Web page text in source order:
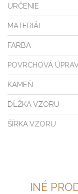
URČENIE
MATERIÁL
FARBA
POVRCHOVÁ
KAMEŇ
DĹŽKA VZORU
ŠÍRKA VZORU
INÉ